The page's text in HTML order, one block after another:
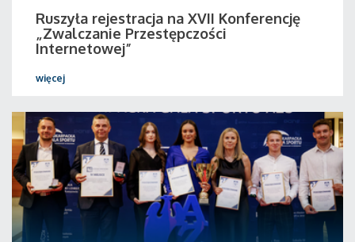
Ruszyła rejestracja na XVII Konferencję
„Zwalczanie Przestępczości
Internetowej”
więcej